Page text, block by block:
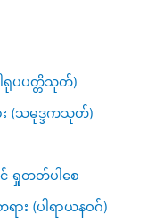
ပပတ္တိသုတ်)
း (သမုဒ္ဒကသုတ်)
ရှုတတ်ပါစေ
း (ပါရာယနဝဂ်)